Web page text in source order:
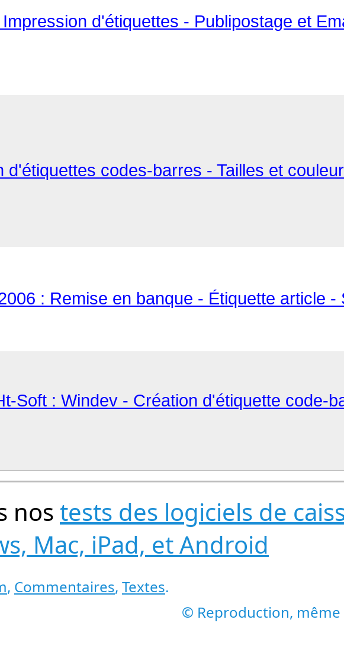
d'étiquettes - Publipostage et
d'étiquettes codes-barres - Tailles et
: Remise en banque - Étiquette article -
Soft : Windev - Création d'étiquette code-
nos tests des logiciels de
Mac, iPad, et Android
, Commentaires, Textes.
© Reproduction,